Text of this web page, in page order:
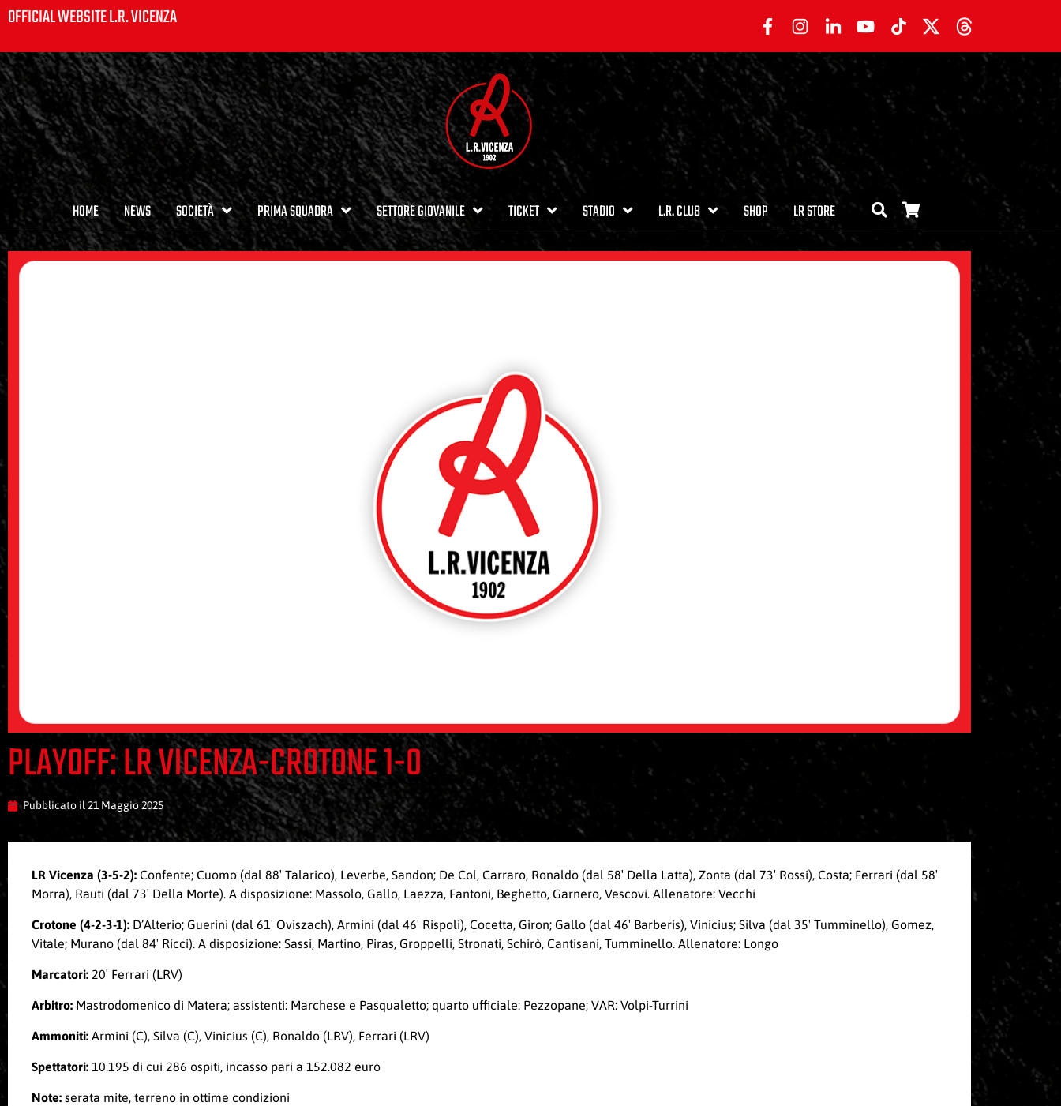
OFFICIAL WEBSITE L.R. VICENZA
HOME NEWS SOCIETÀ PRIMA SQUADRA SETTORE GIOVANILE TICKET STADIO L.R. CLUB SHOP LR STORE
PLAYOFF: LR VICENZA-CROTONE 1-0
Pubblicato il21 Maggio 2025
LR Vicenza (3-5-2): Confente; Cuomo (dal 88′ Talarico), Leverbe, Sandon; De Col, Carraro, Ronaldo (dal 58′ Della Latta), Zonta (dal 73′ Rossi), Costa; Ferrari (dal 58′
Morra), Rauti (dal 73′ Della Morte). A disposizione: Massolo, Gallo, Laezza, Fantoni, Beghetto, Garnero, Vescovi. Allenatore: Vecchi
Crotone (4-2-3-1): D’Alterio; Guerini (dal 61′ Oviszach), Armini (dal 46′ Rispoli), Cocetta, Giron; Gallo (dal 46′ Barberis), Vinicius; Silva (dal 35′ Tumminello), Gomez,
Vitale; Murano (dal 84′ Ricci). A disposizione: Sassi, Martino, Piras, Groppelli, Stronati, Schirò, Cantisani, Tumminello. Allenatore: Longo
Marcatori: 20′ Ferrari (LRV)
Arbitro: Mastrodomenico di Matera; assistenti: Marchese e Pasqualetto; quarto ufficiale: Pezzopane; VAR: Volpi-Turrini
Ammoniti: Armini (C), Silva (C), Vinicius (C), Ronaldo (LRV), Ferrari (LRV)
Spettatori: 10.195 di cui 286 ospiti, incasso pari a 152.082 euro
Note: serata mite, terreno in ottime condizioni